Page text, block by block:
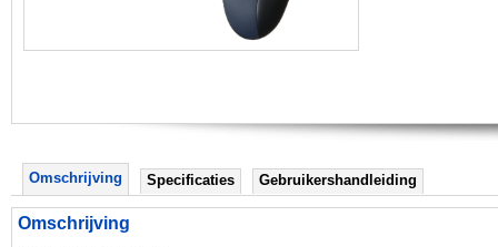
Omschrijving Specificaties Gebruikershandleiding
Omschrijving